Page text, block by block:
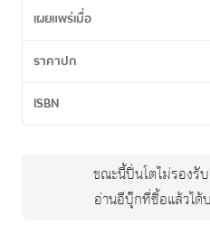
เผยแพร่เมื่อ
ราคาปก
ISBN
ขณะนี้ปิ่นโตไม่รองรั
อ่านอีบุ๊กที่ซื้อแล้วไ